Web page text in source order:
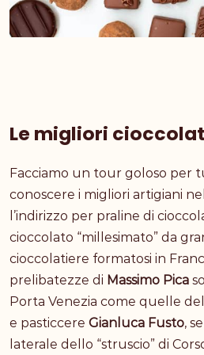
Le migliori
Facciamo un tour goloso per
conoscere i migliori artigiani
l’indirizzo per praline di
cioccolato “millesimato” da
cioccolatiere formatosi in
prelibatezze di Massimo Pica
Porta Venezia come quelle
e pasticcere Gianluca Fusto,
laterale dello “struscio” di